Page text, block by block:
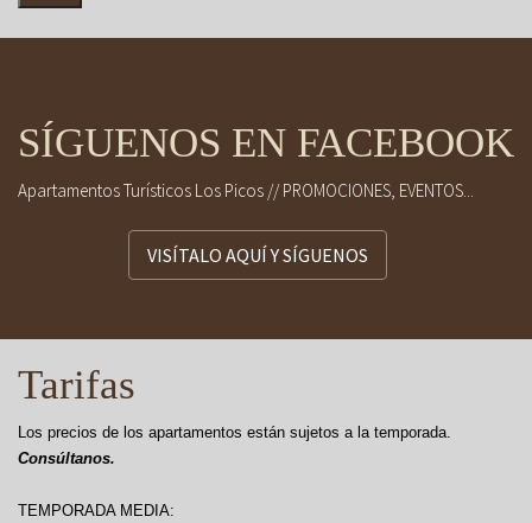
SÍGUENOS EN FACEBOOK
Apartamentos Turísticos Los Picos // PROMOCIONES, EVENTOS...
VISÍTALO AQUÍ Y SÍGUENOS
Tarifas
Los precios de los apartamentos están sujetos a la temporada.
Consúltanos.
TEMPORADA MEDIA: